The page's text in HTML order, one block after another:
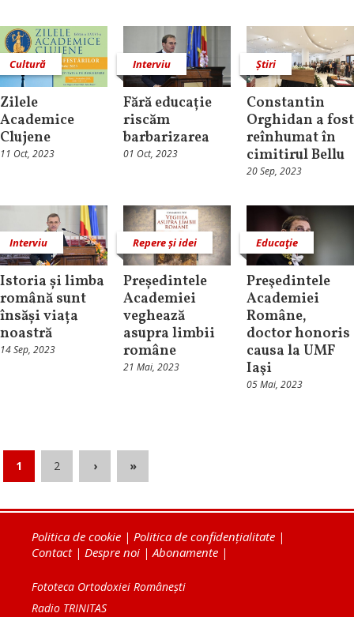
Cultură
Zilele
Academice
Clujene
11 Oct, 2023
Interviu
Fără educație
riscăm
barbarizarea
01 Oct, 2023
Știri
Constantin
Orghidan a fost
reînhumat în
cimitirul Bellu
20 Sep, 2023
Interviu
Istoria și limba
română sunt
însăși viața
noastră
14 Sep, 2023
Repere și idei
Președintele
Academiei
veghează
asupra limbii
române
21 Mai, 2023
Educaţie
Preşedintele
Academiei
Române,
doctor honoris
causa la UMF
Iaşi
05 Mai, 2023
1 2 › »
Politica de cookie | Politica de confidențialitate |
Contact| Despre noi |Abonamente |
Fototeca Ortodoxiei Românești
Radio TRINITAS